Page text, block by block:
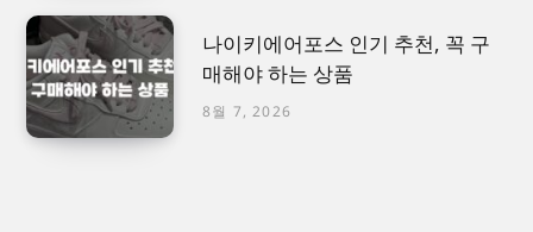
나이키에어포스 인기 추천, 꼭 구
매해야 하는 상품
8월 7, 2026